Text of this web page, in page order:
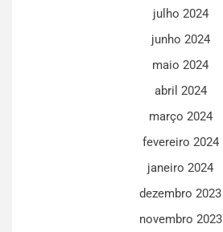
julho 2024
junho 2024
maio 2024
abril 2024
março 2024
fevereiro 2024
janeiro 2024
dezembro 2023
novembro 2023